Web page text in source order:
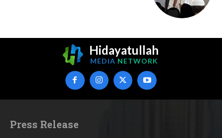
Hidayatullah
MEDIA NETWORK
Press Release